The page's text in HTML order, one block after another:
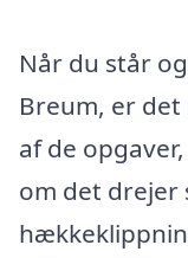
Når du står
Breum, er
af de
om det drejer